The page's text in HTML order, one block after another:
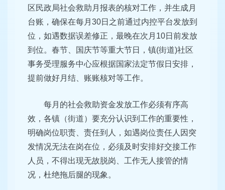
区民政局社会救助月报表的核对工作，并生成月
台账，确保在每月30日之前通过内控平台发放到
位，如遇数据误差修正，最晚在次月10日前发放
到位。春节、国庆节等重大节日，镇(街道)社区
事务受理服务中心应根据国家法定节假日安排，
提前做好月结、账账核对等工作。
每月的社会救助资金发放工作必须有序高
效，各镇（街道）要充分认识到工作的重要性，
明确岗位职责、责任到人，如遇岗位责任人因突
发情况无法在岗在位，必须及时安排好交接工作
人员，不得出现无故脱岗、工作无人接管的情
况，杜绝拖后腿的现象。